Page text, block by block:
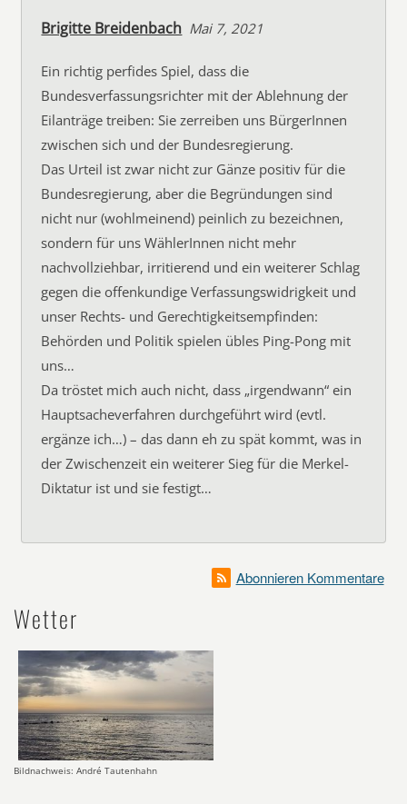
Brigitte Breidenbach Mai 7, 2021
Ein richtig perfides Spiel, dass die
Bundesverfassungsrichter mit der Ablehnung der
Eilanträge treiben: Sie zerreiben uns BürgerInnen
zwischen sich und der Bundesregierung.
Das Urteil ist zwar nicht zur Gänze positiv für die
Bundesregierung, aber die Begründungen sind
nicht nur (wohlmeinend) peinlich zu bezeichnen,
sondern für uns WählerInnen nicht mehr
nachvollziehbar, irritierend und ein weiterer Schlag
gegen die offenkundige Verfassungswidrigkeit und
unser Rechts- und Gerechtigkeitsempfinden:
Behörden und Politik spielen übles Ping-Pong mit
uns…
Da tröstet mich auch nicht, dass „irgendwann“ ein
Hauptsacheverfahren durchgeführt wird (evtl.
ergänze ich…) – das dann eh zu spät kommt, was in
der Zwischenzeit ein weiterer Sieg für die Merkel-
Diktatur ist und sie festigt…
Abonnieren Kommentare
Wetter
Bildnachweis: André Tautenhahn